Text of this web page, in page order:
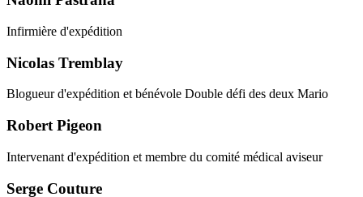
Infirmière d'expédition
Nicolas Tremblay
Blogueur d'expédition et bénévole Double défi des deux Mario
Robert Pigeon
Intervenant d'expédition et membre du comité médical aviseur
Serge Couture